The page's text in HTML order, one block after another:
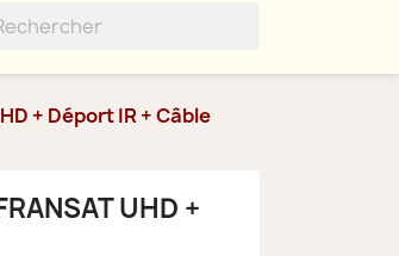
+ Déport IR + Câble
UHD +